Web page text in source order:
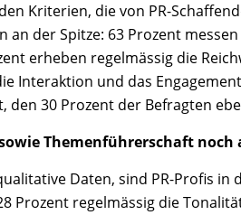
Kriterien, die von PR-
an der Spitze: 63 Prozent
erheben regelmässig die
Interaktion und das
den 30 Prozent der Befragten
Themenführerschaft noch
Daten, sind PR-Profis
Prozent regelmässig die